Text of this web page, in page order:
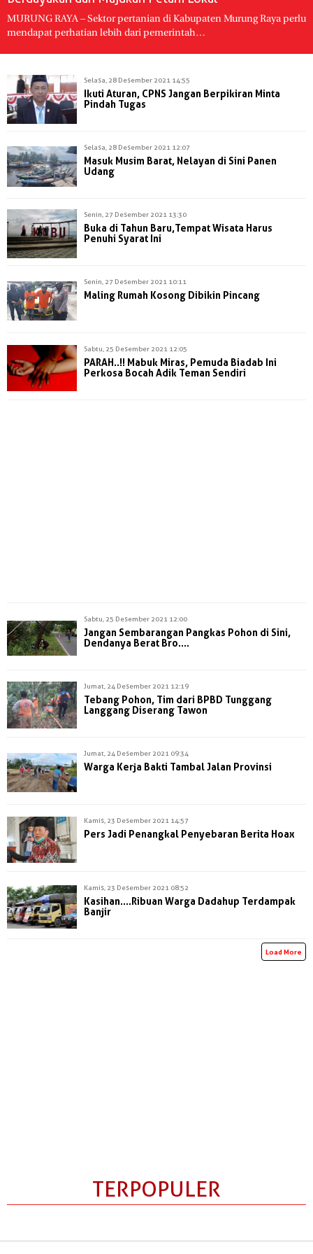
MURUNG RAYA – Sektor pertanian di Kabupaten Murung Raya perlu
mendapat perhatian lebih dari pemerintah…
Selasa, 28 Desember 2021 14:55
Ikuti Aturan, CPNS Jangan Berpikiran Minta
Pindah Tugas
Selasa, 28 Desember 2021 12:07
Masuk Musim Barat, Nelayan di Sini Panen
Udang
Senin, 27 Desember 2021 13:30
Buka di Tahun Baru,Tempat Wisata Harus
Penuhi Syarat Ini
Senin, 27 Desember 2021 10:11
Maling Rumah Kosong Dibikin Pincang
Sabtu, 25 Desember 2021 12:05
PARAH..!! Mabuk Miras, Pemuda Biadab Ini
Perkosa Bocah Adik Teman Sendiri
Sabtu, 25 Desember 2021 12:00
Jangan Sembarangan Pangkas Pohon di Sini,
Dendanya Berat Bro....
Jumat, 24 Desember 2021 12:19
Tebang Pohon, Tim dari BPBD Tunggang
Langgang Diserang Tawon
Jumat, 24 Desember 2021 09:34
Warga Kerja Bakti Tambal Jalan Provinsi
Kamis, 23 Desember 2021 14:57
Pers Jadi Penangkal Penyebaran Berita Hoax
Kamis, 23 Desember 2021 08:52
Kasihan....Ribuan Warga Dadahup Terdampak
Banjir
Load More
TERPOPULER